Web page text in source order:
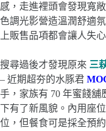
感，走進裡頭會發現寬
色調光影營造溫潤舒適
上販售品項都會讓人失
搜尋過後才發現原來 三
– 近期超夯的水豚君
手，家族有 70 年蜜餞舖
下有了新風貌。內用座
位，但餐食可是採全預